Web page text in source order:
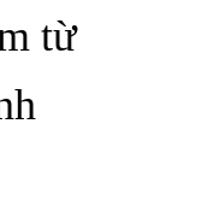
từ